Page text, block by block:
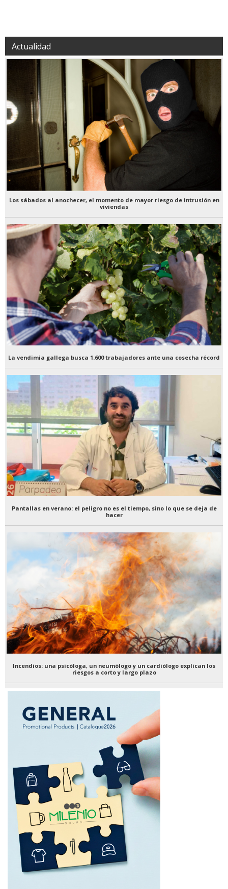
Actualidad
Los sábados al anochecer, el momento de mayor riesgo de intrusión en
viviendas
La vendimia gallega busca 1.600 trabajadores ante una cosecha récord
Pantallas en verano: el peligro no es el tiempo, sino lo que se deja de
hacer
Incendios: una psicóloga, un neumólogo y un cardiólogo explican los
riesgos a corto y largo plazo